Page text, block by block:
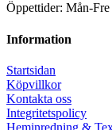
Öppettider: Mån-
Information
Startsidan
Köpvillkor
Kontakta oss
Integritetspolicy
Heminredning &